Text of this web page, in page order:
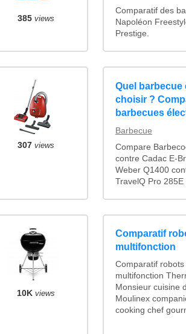
385 views
Comparatif des
Napoléon
Prestige.
307 views
Quel barbecue
choisir ?
barbecues
Barbecue
Compare
contre Cadac E-
Weber Q1400
TravelQ Pro 285E
10K views
Comparatif
multifonction
Comparatif
multifonction
Monsieur cuisine
Moulinex
cooking chef